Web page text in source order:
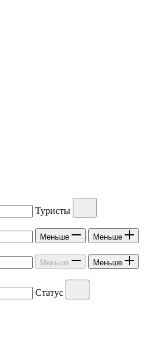
Туристы
Меньше Меньше
Меньше Меньше
Статус